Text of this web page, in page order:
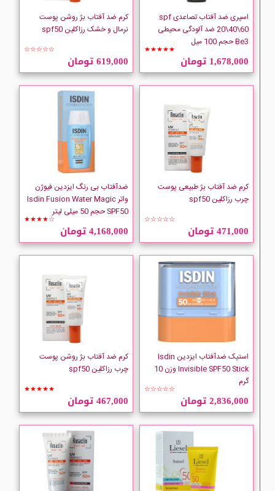
اسپری ضد آفتاب تصاعدی spf
20\40\60 ضد آلودگی محیطی
Be3 حجم 100 میل
★★★★★
1,678,000 تومان
کرم ضد آفتاب بژ روشن پوست
نرمال و خشک رزاکلین spf50
☆☆☆☆☆
619,000 تومان
کرم ضد آفتاب بژ طبیعی پوست
چرب رزاکلین spf50
☆☆☆☆☆
471,000 تومان
ضدآفتاب بی رنگ ایزدین فیوژن
واتر Isdin Fusion Water Magic
SPF50 حجم 50 میلی لیتر
★★★★☆
4,168,000 تومان
استیک ضدآفتاب ایزدین Isdin
Invisible SPF50 Stick وزن 10
گرم
☆☆☆☆☆
2,836,000 تومان
کرم ضد آفتاب بژ روشن پوست
چرب رزاکلین spf50
★★★★★
467,000 تومان